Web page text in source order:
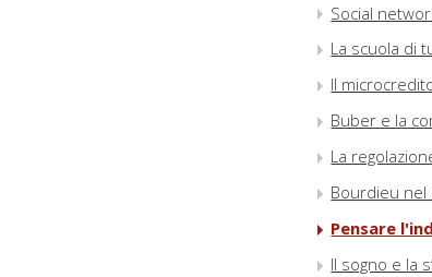
Social
La scuola di
Il
Buber e la
La
Bourdieu nel
Pensare
Il sogno e la